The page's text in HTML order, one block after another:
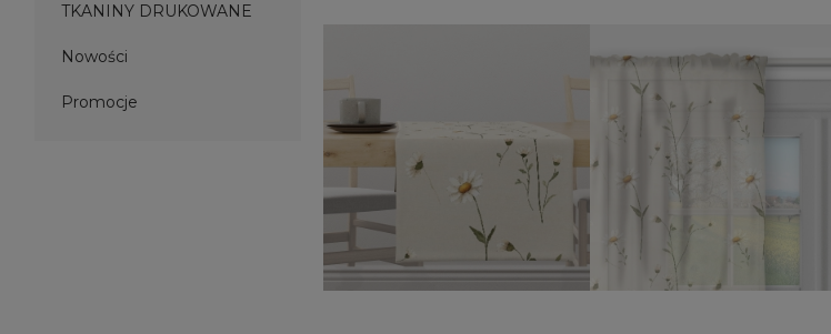
TKANINY DRUKOWANE
Nowości
Promocje